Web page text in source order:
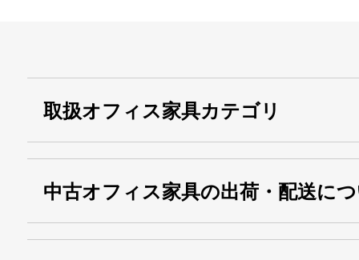
取扱オフィス家具カテゴリ
中古オフィス家具の出荷・配送に